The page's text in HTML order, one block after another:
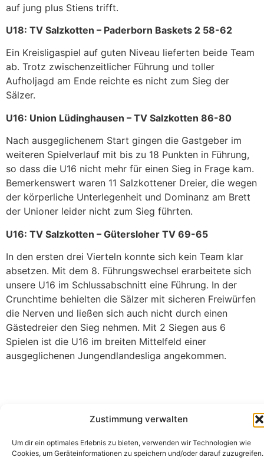
Zustimmung verwalten
Um dir ein optimales Erlebnis zu bieten, verwenden wir Technologien wie
Cookies, um Geräteinformationen zu speichern und/oder darauf zuzugreifen.
auf jung plus Stiens trifft.
U18: TV Salzkotten – Paderborn Baskets 2 58-62
Ein Kreisligaspiel auf guten Niveau lieferten beide Team
ab. Trotz zwischenzeitlicher Führung und toller
Aufholjagd am Ende reichte es nicht zum Sieg der
Sälzer.
U16: Union Lüdinghausen – TV Salzkotten 86-80
Nach ausgeglichenem Start gingen die Gastgeber im
weiteren Spielverlauf mit bis zu 18 Punkten in Führung,
so dass die U16 nicht mehr für einen Sieg in Frage kam.
Bemerkenswert waren 11 Salzkottener Dreier, die wegen
der körperliche Unterlegenheit und Dominanz am Brett
der Unioner leider nicht zum Sieg führten.
U16: TV Salzkotten – Gütersloher TV 69-65
In den ersten drei Vierteln konnte sich kein Team klar
absetzen. Mit dem 8. Führungswechsel erarbeitete sich
unsere U16 im Schlussabschnitt eine Führung. In der
Crunchtime behielten die Sälzer mit sicheren Freiwürfen
die Nerven und ließen sich auch nicht durch einen
Gästedreier den Sieg nehmen. Mit 2 Siegen aus 6
Spielen ist die U16 im breiten Mittelfeld einer
ausgeglichenen Jungendlandesliga angekommen.
Breitensportergebnisse der letzten 10 Tage
erschien zuerst aufTV Salzkotten Basketball.